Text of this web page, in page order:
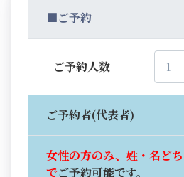
■ご予約
ご予約人数
ご予約者(代表者)
女性の方のみ、姓・名ど
でご予約可能です。